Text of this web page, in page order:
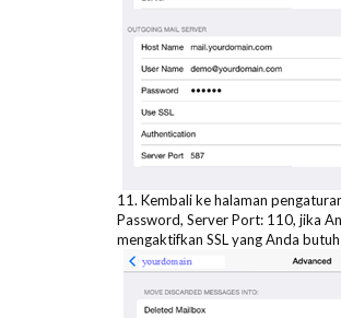
11. Kembali ke halaman
Password, Server Port: 110, jika
mengaktifkan SSL yang Anda